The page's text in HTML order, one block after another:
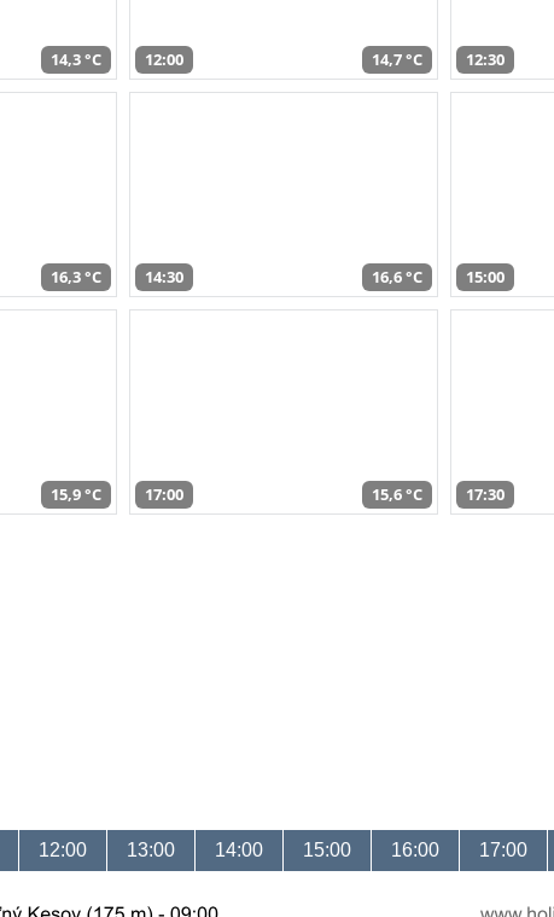
14,3 °C 12:00 14,7 °C 12:30
16,3 °C 14:30 16,6 °C 15:00
15,9 °C 17:00 15,6 °C 17:30
12:00 13:00 14:00 15:00 16:00 17:00